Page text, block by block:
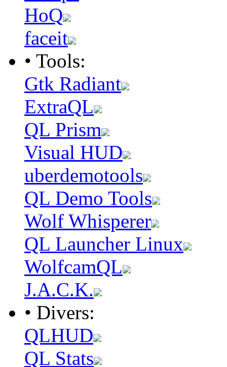
HoQ
faceit
• Tools:
Gtk Radiant
ExtraQL
QL Prism
Visual HUD
uberdemotools
QL Demo Tools
Wolf Whisperer
QL Launcher Linux
WolfcamQL
J.A.C.K.
• Divers:
QLHUD
QL Stats